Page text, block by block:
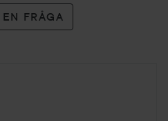
FRÅGA
1 vecka